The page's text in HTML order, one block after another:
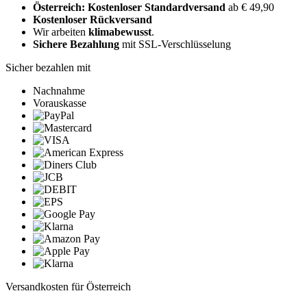
Österreich: Kostenloser Standardversand ab € 49,90
Kostenloser Rückversand
Wir arbeiten klimabewusst.
Sichere Bezahlung mit SSL-Verschlüsselung
Sicher bezahlen mit
Nachnahme
Vorauskasse
Versandkosten für Österreich